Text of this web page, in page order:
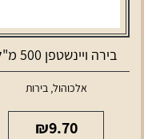
בירה ויינשטפן 500 מ"ל
אלכוהול,בירות
₪9.70